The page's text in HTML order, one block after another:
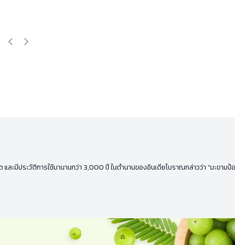
มีประวัติการใช้มานานกว่า 3,000 ปี ในตำนานของอินเดียโบราณกล่าวว่า "มะขาม